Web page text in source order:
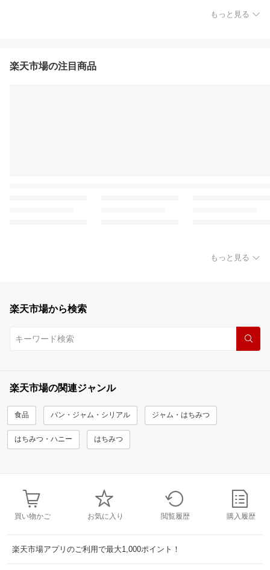
もっと見る
楽天市場の注目商品
もっと見る
楽天市場から検索
楽天市場の関連ジャンル
食品 パン・ジャム・シリアル ジャム・はちみつ
はちみつ・ハニー はちみつ
買い物かご お気に入り 閲覧履歴 購入履歴
楽天市場アプリのご利用で最大1,000ポイント！